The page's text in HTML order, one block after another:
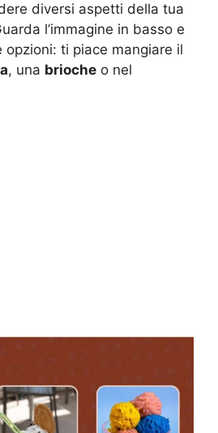
diversi aspetti della tua
l’immagine in basso e
opzioni: ti piace mangiare il
, una brioche o nel